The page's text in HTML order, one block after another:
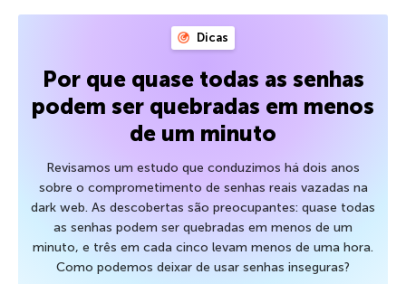
Dicas
Por que quase todas as senhas
podem ser quebradas em menos
de um minuto
Revisamos um estudo que conduzimos há dois anos
sobre o comprometimento de senhas reais vazadas na
dark web. As descobertas são preocupantes: quase todas
as senhas podem ser quebradas em menos de um
minuto, e três em cada cinco levam menos de uma hora.
Como podemos deixar de usar senhas inseguras?